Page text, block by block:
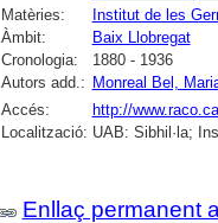
Matèries:
Institut de les
Àmbit:
Baix Llobregat
Cronologia:
1880 - 1936
Autors add.: Monreal Bel,
Accés:
http://
Localització: UAB: Sibhil·la;
Enllaç permanent